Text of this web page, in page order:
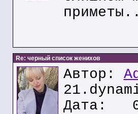
Re: черный список женихов
Автор:
Дата: